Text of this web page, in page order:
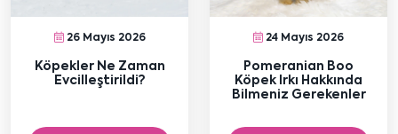
26 Mayıs 2026
Köpekler Ne Zaman
Evcilleştirildi?
24 Mayıs 2026
Pomeranian Boo
Köpek Irkı Hakkında
Bilmeniz Gerekenler